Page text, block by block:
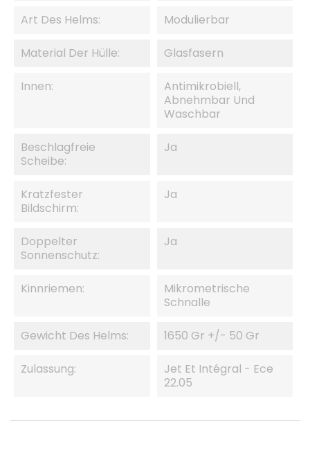
Art Des Helms: Modulierbar
Material Der Hülle: Glasfasern
Innen:
Antimikrobiell,
Abnehmbar Und
Waschbar
Beschlagfreie
Scheibe:
Ja
Kratzfester
Bildschirm:
Ja
Doppelter
Sonnenschutz:
Ja
Kinnriemen:
Mikrometrische
Schnalle
Gewicht Des Helms: 1650 Gr +/- 50 Gr
Zulassung:
Jet Et Intégral - Ece
22.05